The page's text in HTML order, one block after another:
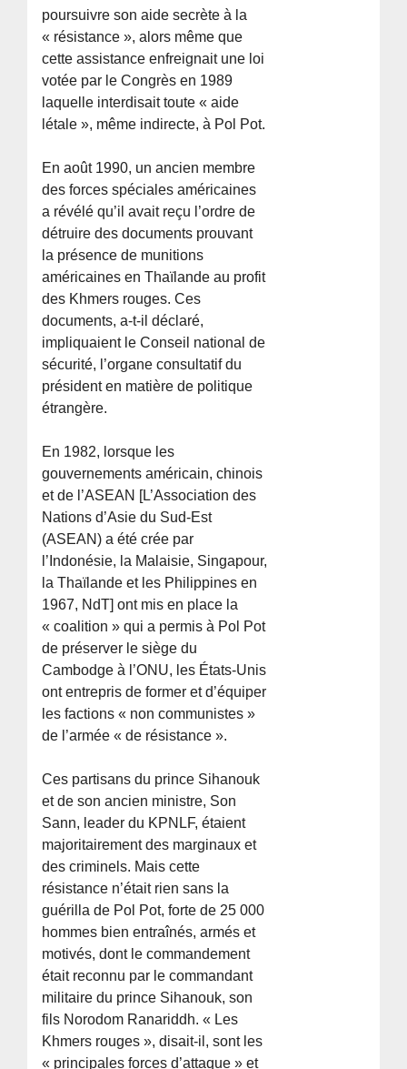
poursuivre son aide secrète à la
« résistance », alors même que
cette assistance enfreignait une loi
votée par le Congrès en 1989
laquelle interdisait toute « aide
létale », même indirecte, à Pol Pot.
En août 1990, un ancien membre
des forces spéciales américaines
a révélé qu’il avait reçu l’ordre de
détruire des documents prouvant
la présence de munitions
américaines en Thaïlande au profit
des Khmers rouges. Ces
documents, a-t-il déclaré,
impliquaient le Conseil national de
sécurité, l’organe consultatif du
président en matière de politique
étrangère.
En 1982, lorsque les
gouvernements américain, chinois
et de l’ASEAN [L’Association des
Nations d’Asie du Sud-Est
(ASEAN) a été crée par
l’Indonésie, la Malaisie, Singapour,
la Thaïlande et les Philippines en
1967, NdT] ont mis en place la
« coalition » qui a permis à Pol Pot
de préserver le siège du
Cambodge à l’ONU, les États-Unis
ont entrepris de former et d’équiper
les factions « non communistes »
de l’armée « de résistance ».
Ces partisans du prince Sihanouk
et de son ancien ministre, Son
Sann, leader du KPNLF, étaient
majoritairement des marginaux et
des criminels. Mais cette
résistance n’était rien sans la
guérilla de Pol Pot, forte de 25 000
hommes bien entraînés, armés et
motivés, dont le commandement
était reconnu par le commandant
militaire du prince Sihanouk, son
fils Norodom Ranariddh. « Les
Khmers rouges », disait-il, sont les
« principales forces d’attaque » et